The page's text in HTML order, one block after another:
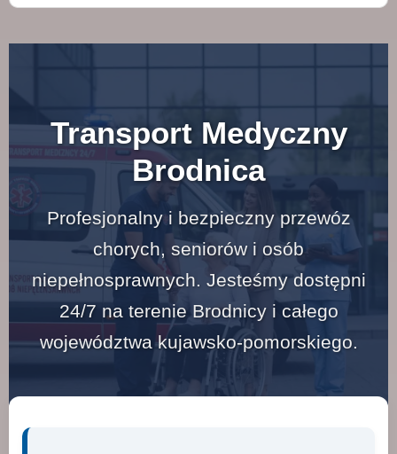
Transport Medyczny
Brodnica
Profesjonalny i bezpieczny przewóz
chorych, seniorów i osób
niepełnosprawnych. Jesteśmy dostępni
24/7 na terenie Brodnicy i całego
województwa kujawsko-pomorskiego.